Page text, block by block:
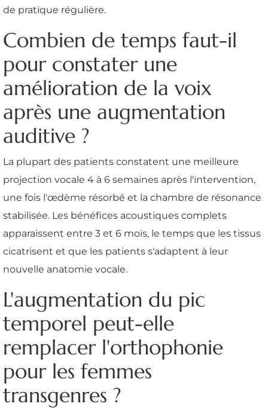
de pratique régulière.
Combien de temps faut-il
pour constater une
amélioration de la voix
après une augmentation
auditive ?
La plupart des patients constatent une meilleure
projection vocale 4 à 6 semaines après l'intervention,
une fois l'œdème résorbé et la chambre de résonance
stabilisée. Les bénéfices acoustiques complets
apparaissent entre 3 et 6 mois, le temps que les tissus
cicatrisent et que les patients s'adaptent à leur
nouvelle anatomie vocale.
L'augmentation du pic
temporel peut-elle
remplacer l'orthophonie
pour les femmes
transgenres ?